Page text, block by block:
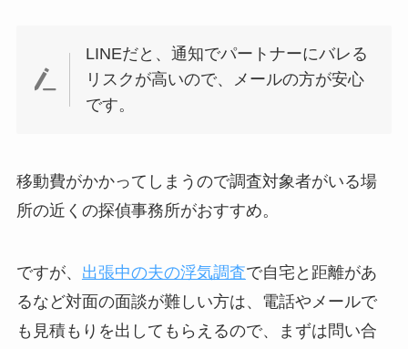
LINEだと、通知でパートナーにバレる
リスクが高いので、メールの方が安心
です。
移動費がかかってしまうので調査対象者がいる場
所の近くの探偵事務所がおすすめ。
ですが、 出張中の夫の浮気調査で自宅と距離があ
るなど対面の面談が難しい方は、電話やメールで
も見積もりを出してもらえるので、まずは問い合